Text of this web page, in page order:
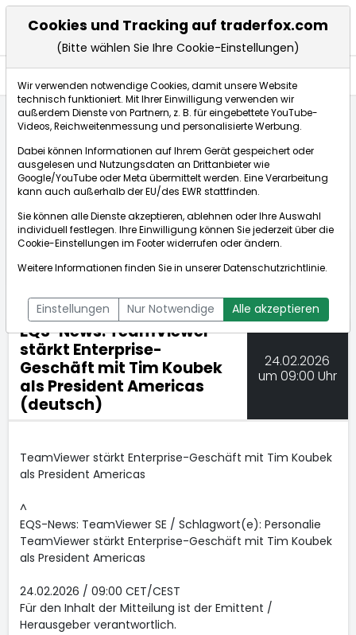
EQS-News: TeamViewer stärkt Enterprise-Geschäft ...
dpa-AFX Compact
ÜBERSICHT DPA-AFX PROFEED
DPA-AFX COMPACT
NEWSBOT
EQS-News: TeamViewer
stärkt Enterprise-
Geschäft mit Tim Koubek
als President Americas
(deutsch)
24.02.2026
um 09:00 Uhr
TeamViewer stärkt Enterprise-Geschäft mit Tim Koubek
als President Americas
^
EQS-News: TeamViewer SE / Schlagwort(e): Personalie
TeamViewer stärkt Enterprise-Geschäft mit Tim Koubek
als President Americas
24.02.2026 / 09:00 CET/CEST
Für den Inhalt der Mitteilung ist der Emittent /
Herausgeber verantwortlich.
Cookies und Tracking auf traderfox.com
(Bitte wählen Sie Ihre Cookie-Einstellungen)
Wir verwenden notwendige Cookies, damit unsere Website
technisch funktioniert. Mit Ihrer Einwilligung verwenden wir
außerdem Dienste von Partnern, z. B. für eingebettete YouTube-
Videos, Reichweitenmessung und personalisierte Werbung.
Dabei können Informationen auf Ihrem Gerät gespeichert oder
ausgelesen und Nutzungsdaten an Drittanbieter wie
Google/YouTube oder Meta übermittelt werden. Eine Verarbeitung
kann auch außerhalb der EU/des EWR stattfinden.
Sie können alle Dienste akzeptieren, ablehnen oder Ihre Auswahl
individuell festlegen. Ihre Einwilligung können Sie jederzeit über die
Cookie-Einstellungen im Footer widerrufen oder ändern.
Weitere Informationen finden Sie in unsererDatenschutzrichtlinie.
Einstellungen Nur Notwendige Alle akzeptieren